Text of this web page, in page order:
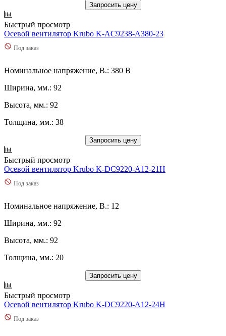
Запросить цену
Быстрый просмотр
Осевой вентилятор Krubo K-AC9238-A380-23
Под заказ
Номинальное напряжение, В.: 380 В
Ширина, мм.: 92
Высота, мм.: 92
Толщина, мм.: 38
Запросить цену
Быстрый просмотр
Осевой вентилятор Krubo K-DC9220-A12-21H
Под заказ
Номинальное напряжение, В.: 12
Ширина, мм.: 92
Высота, мм.: 92
Толщина, мм.: 20
Запросить цену
Быстрый просмотр
Осевой вентилятор Krubo K-DC9220-A12-24H
Под заказ